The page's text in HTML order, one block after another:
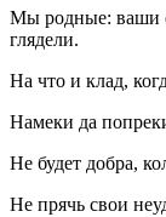
Мы родные: ваши
глядели.
На что и клад,
Намеки да
Не будет добра,
Не прячь свои